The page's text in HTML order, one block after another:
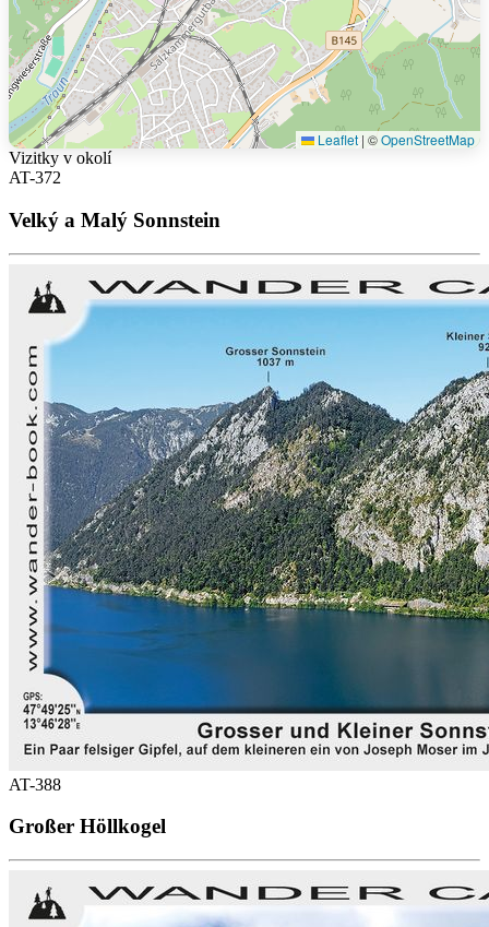
Leaflet | ©OpenStreetMap
Vizitky v okolí
AT-372
Velký a Malý Sonnstein
AT-388
Großer Höllkogel